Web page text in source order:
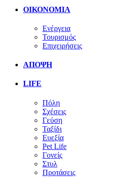
ΟΙΚΟΝΟΜΙΑ
Ενέργεια
Τουρισμός
Επιχειρήσεις
ΑΠΟΨΗ
LIFE
Πόλη
Σχέσεις
Γεύση
Ταξίδι
Ευεξία
Pet Life
Γονείς
Στυλ
Προτάσεις